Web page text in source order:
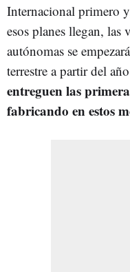
Internacional primero
esos planes llegan, las
autónomas se
terrestre a partir del
entreguen las
fabricando en estos